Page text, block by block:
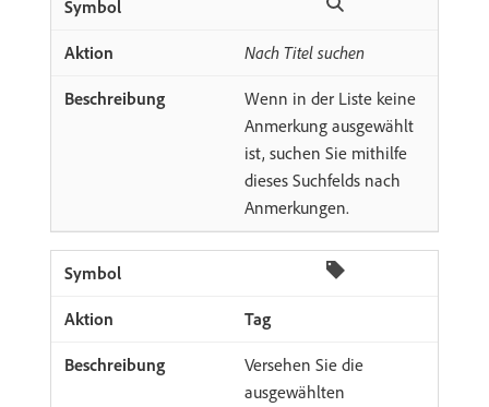
Nach Titel suchen
Wenn in der Liste keine
Anmerkung ausgewählt
ist, suchen Sie mithilfe
dieses Suchfelds nach
Anmerkungen.
Tag
Versehen Sie die
ausgewählten